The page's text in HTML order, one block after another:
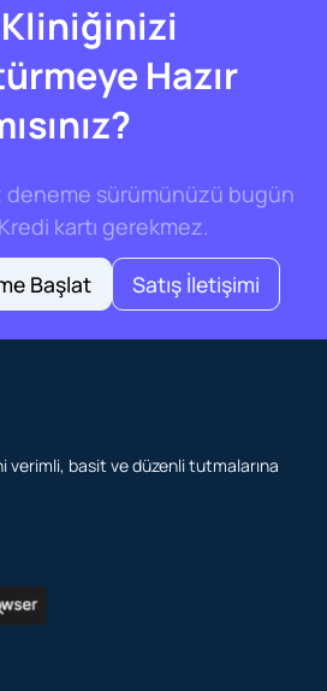
Kliniğinizi
Hazır
deneme sürümünüzü bugün
kartı gerekmez.
Başlat
Satış İletişimi
verimli, basit ve düzenli tutmalarına